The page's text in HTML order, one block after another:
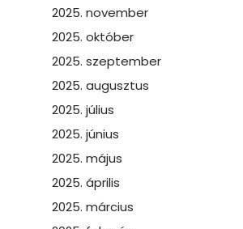
2025. november
2025. október
2025. szeptember
2025. augusztus
2025. július
2025. június
2025. május
2025. április
2025. március